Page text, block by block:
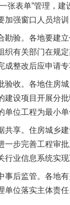
张表单”管理，
加强窗口人员培训
验。各地要建立
织有关部门在规
成整改后应申请
。各地住房城
建设项目开展分
单位工程为最小
享。住房城乡建
一步完善工程审
行业信息系统实现
后监管。各地有
单位落实主体责
谋全局